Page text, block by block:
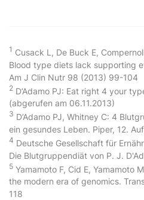
1 Cusack L, De Buck E,
Blood type diets lack supporting
Am J Clin Nutr 98 (2013) 99-104
2 D’Adamo PJ: Eat right 4 your
(abgerufen am 06.11.2013)
3 D’Adamo PJ, Whitney C: 4
ein gesundes Leben. Piper, 12.
4 Deutsche Gesellschaft für
Die Blutgruppendiät von P. J.
5 Yamamoto F, Cid E, Yamamoto
the modern era of genomics.
118